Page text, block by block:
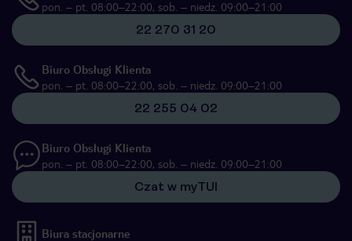
pon. – pt. 08:00–22:00, sob. – niedz. 09:00–21:00
22 270 31 20
Biuro Obsługi Klienta
pon. – pt. 08:00–22:00, sob. – niedz. 09:00–21:00
22 255 04 02
Biuro Obsługi Klienta
pon. – pt. 08:00–22:00, sob. – niedz. 09:00–21:00
Czat w myTUI
Biura stacjonarne